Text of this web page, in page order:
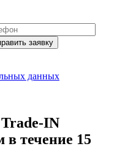
заявку
данных
IN
течение 15